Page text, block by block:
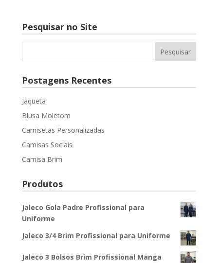
Pesquisar no Site
Postagens Recentes
Jaqueta
Blusa Moletom
Camisetas Personalizadas
Camisas Sociais
Camisa Brim
Produtos
Jaleco Gola Padre Profissional para
Uniforme
Jaleco 3/4 Brim Profissional para Uniforme
Jaleco 3 Bolsos Brim Profissional Manga